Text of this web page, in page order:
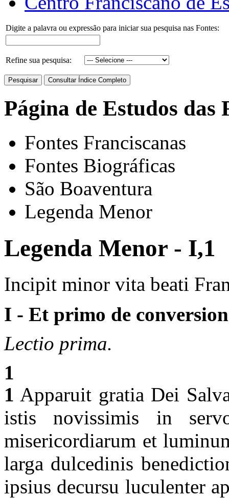
Digite a palavra ou expressão para iniciar sua pesquisa nas Fontes:
Refine sua pesquisa:
Página de Estudos das
Fontes Franciscanas
Fontes Biográficas
São Boaventura
Legenda Menor
Legenda Menor - I,1
Incipit minor vita beati
I - Et primo de
Lectio prima.
1
1 Apparuit gratia Dei
istis novissimis in
misericordiarum et
larga dulcedinis
ipsius decursu luculenter